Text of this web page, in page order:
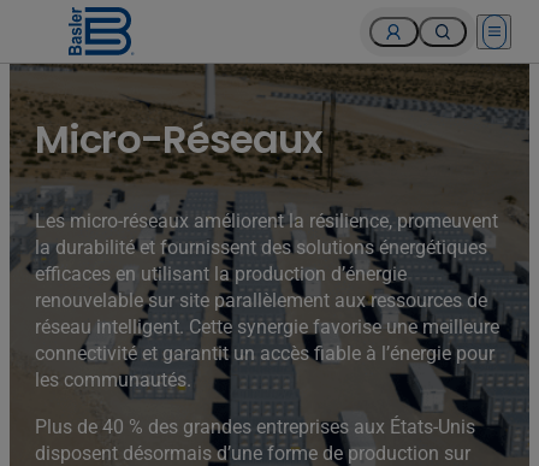
Open
Micro-Réseaux
Les micro-réseaux améliorent la résilience, promeuvent
la durabilité et fournissent des solutions énergétiques
efficaces en utilisant la production d’énergie
renouvelable sur site parallèlement aux ressources de
réseau intelligent. Cette synergie favorise une meilleure
connectivité et garantit un accès fiable à l’énergie pour
les communautés.
Plus de 40 % des grandes entreprises aux États-Unis
disposent désormais d’une forme de production sur